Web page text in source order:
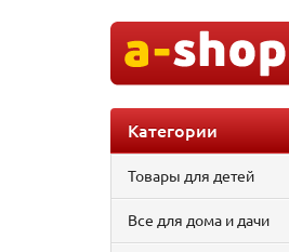
Категории
Товары для детей
Все для дома и дачи